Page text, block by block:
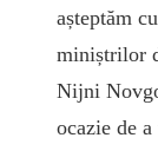
așteptăm
miniștrilor
Nijni
ocazie de